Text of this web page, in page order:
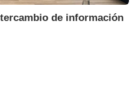
de información